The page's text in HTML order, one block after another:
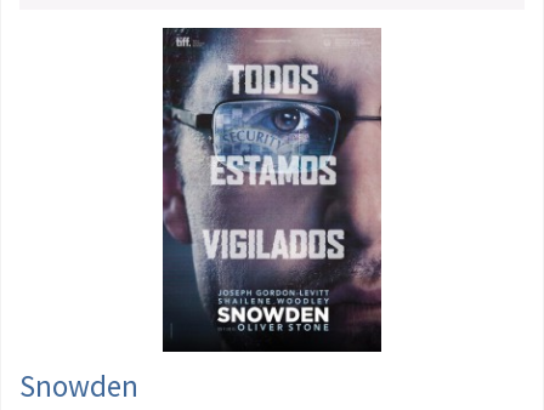
Snowden